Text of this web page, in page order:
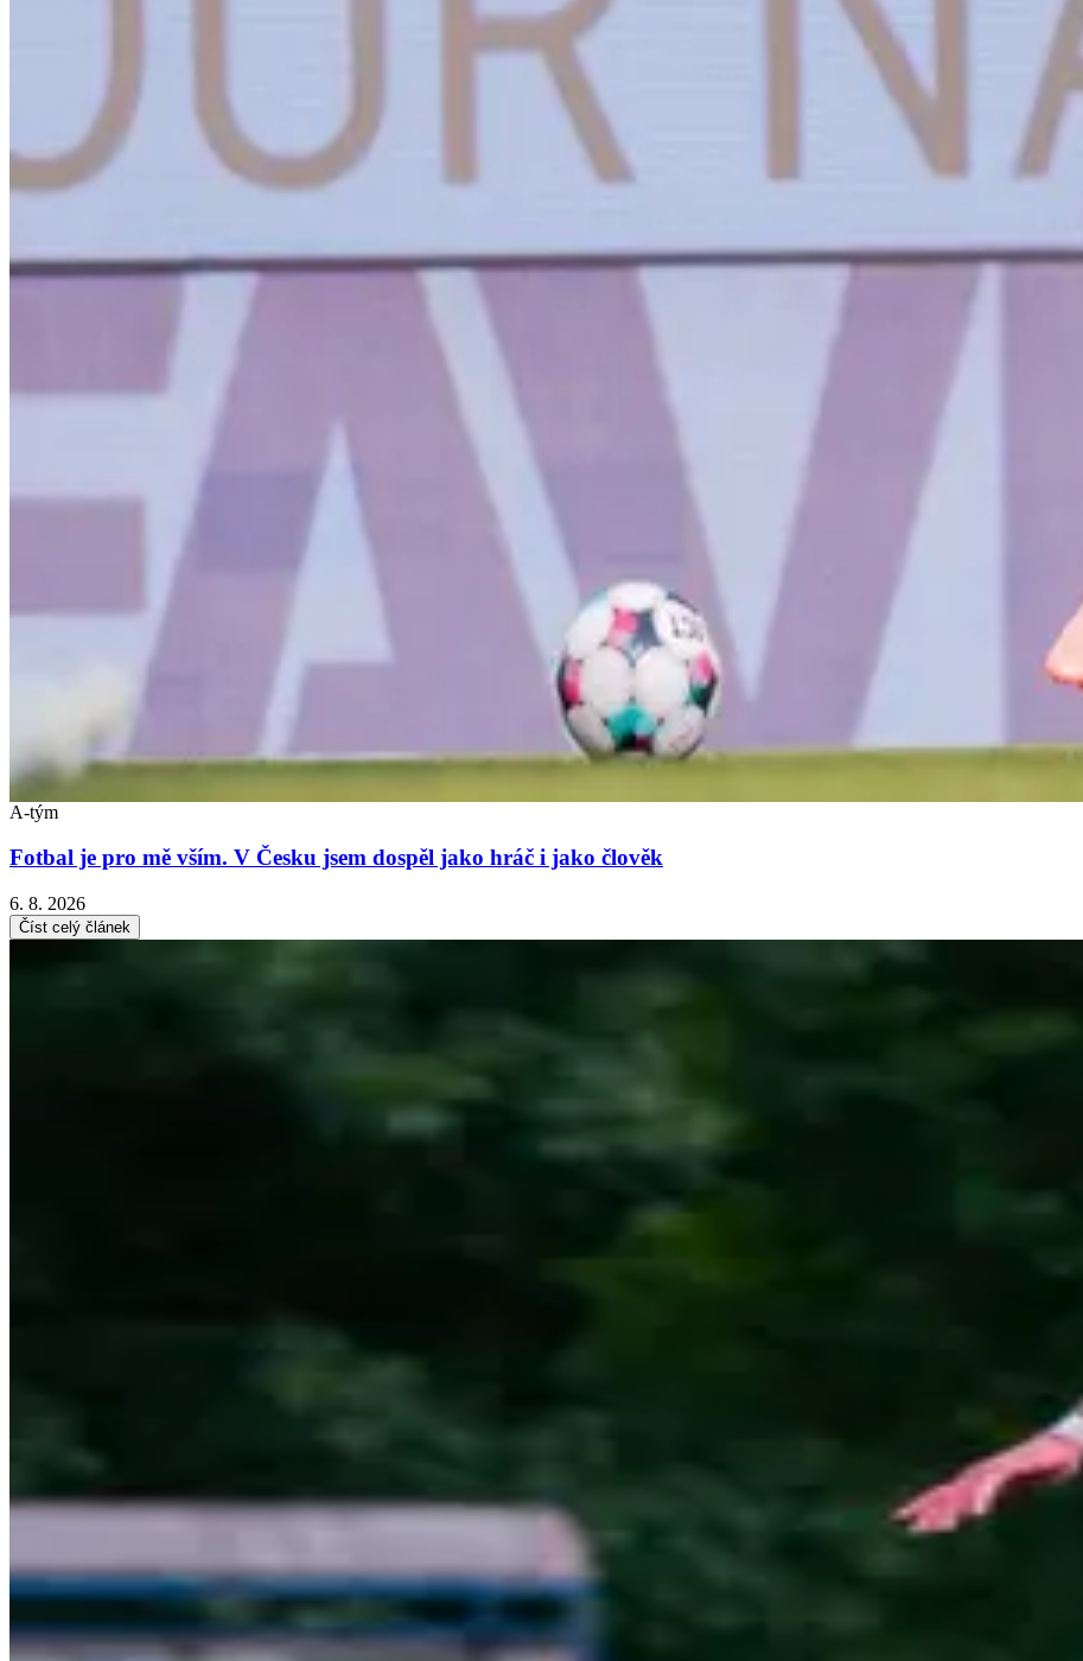
A-tým
Fotbal je pro mě vším. V Česku jsem dospěl jako hráč i jako člověk
6. 8. 2026
Číst celý článek